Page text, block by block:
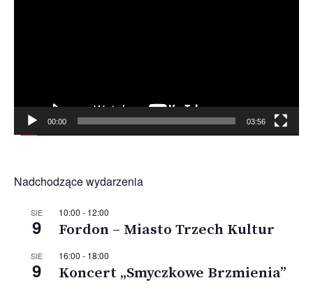
00:00 03:56
Nadchodzące wydarzenia
SIE
9
10:00 - 12:00
Fordon – Miasto Trzech Kultur
SIE
9
16:00 - 18:00
Koncert „Smyczkowe Brzmienia”